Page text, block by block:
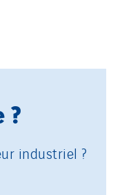
industriel ?